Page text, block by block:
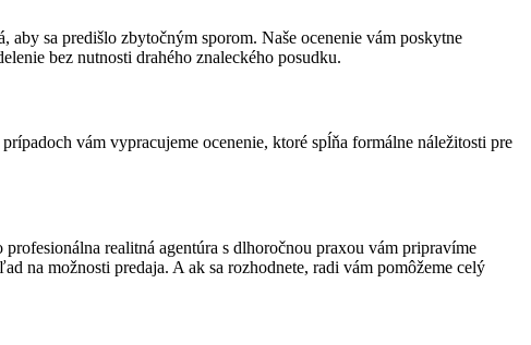
sa predišlo zbytočným sporom. Naše ocenenie vám poskytne
bez nutnosti drahého znaleckého posudku.
vám vypracujeme ocenenie, ktoré spĺňa formálne náležitosti pre
realitná agentúra s dlhoročnou praxou vám pripravíme
na možnosti predaja. A ak sa rozhodnete, radi vám pomôžeme celý